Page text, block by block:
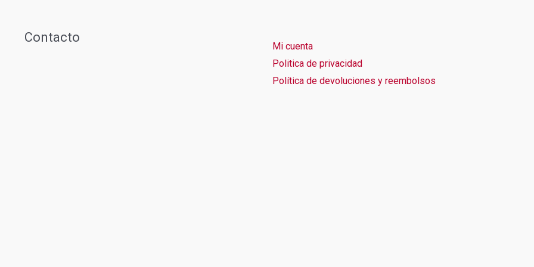
Contacto
Mi cuenta
Politica de privacidad
Política de devoluciones y reembolsos